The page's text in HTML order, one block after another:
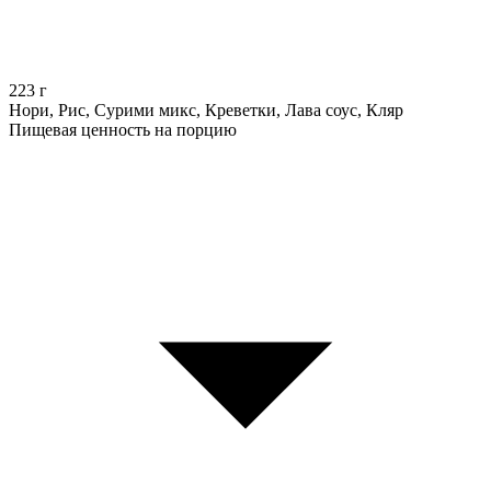
223 г
Нори, Рис, Сурими микс, Креветки, Лава соус, Кляр
Пищевая ценность на порцию